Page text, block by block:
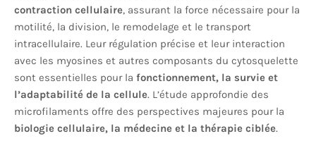
contraction cellulaire, assurant la force nécessaire pour la
motilité, la division, le remodelage et le transport
intracellulaire. Leur régulation précise et leur interaction
avec les myosines et autres composants du cytosquelette
sont essentielles pour la fonctionnement, la survie et
l’adaptabilité de la cellule. L’étude approfondie des
microfilaments offre des perspectives majeures pour la
biologie cellulaire, la médecine et la thérapie ciblée.